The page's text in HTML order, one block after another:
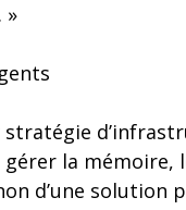
»
gérer la
d’une